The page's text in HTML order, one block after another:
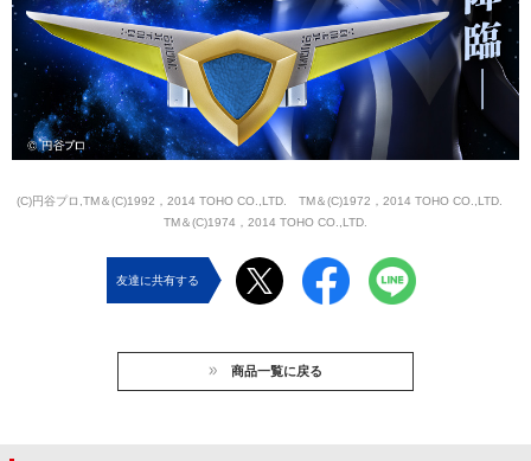
(C)円谷プロ,TM＆(C)1992，2014 TOHO CO.,LTD. TM＆(C)1972，2014 TOHO CO.,LTD.
TM＆(C)1974，2014 TOHO CO.,LTD.
友達に共有する
商品一覧に戻る